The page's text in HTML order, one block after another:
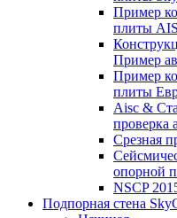
Пример
плиты
Пример
Пример
плиты
Aisc &
проверка
Срезная
опорной
NSCP
Подпорная стена